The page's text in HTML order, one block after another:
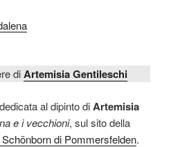
diArtemisia Gentileschi
al dipinto diArtemisia
e i vecchioni, sul sito della
di Pommersfelden.